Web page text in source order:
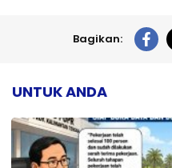
Bagikan:
UNTUK ANDA